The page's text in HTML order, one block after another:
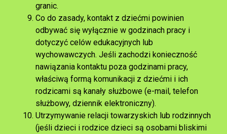
granic.
Co do zasady, kontakt z dziećmi powinien
odbywać się wyłącznie w godzinach pracy i
dotyczyć celów edukacyjnych lub
wychowawczych. Jeśli zachodzi konieczność
nawiązania kontaktu poza godzinami pracy,
właściwą formą komunikacji z dziećmi i ich
rodzicami są kanały służbowe (e-mail, telefon
służbowy, dziennik elektroniczny).
Utrzymywanie relacji towarzyskich lub rodzinnych
(jeśli dzieci i rodzice dzieci są osobami bliskimi